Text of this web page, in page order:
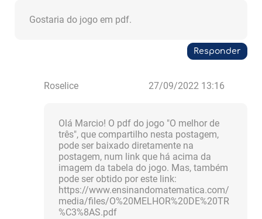
Gostaria do jogo em pdf.
Responder
Roselice 27/09/2022 13:16
Olá Marcio! O pdf do jogo "O melhor de
três", que compartilho nesta postagem,
pode ser baixado diretamente na
postagem, num link que há acima da
imagem da tabela do jogo. Mas, também
pode ser obtido por este link:
https://www.ensinandomatematica.com/
media/files/O%20MELHOR%20DE%20TR
%C3%8AS.pdf